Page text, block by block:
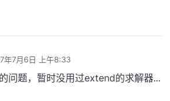
Gauss linear;
Gauss linear;
Gauss upwind phi;
年7月6日 上午8:33
辑
问题，暂时没用过extend的求解器...